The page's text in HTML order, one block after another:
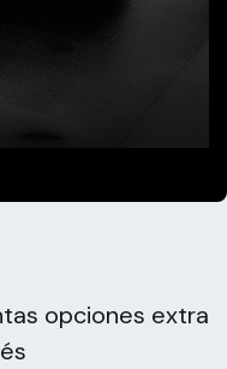
opciones extra